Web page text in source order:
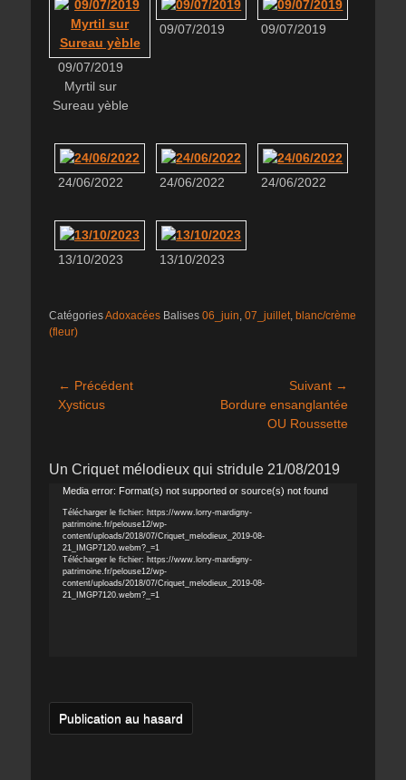
09/07/2019
Myrtil sur
Sureau yèble
09/07/2019 09/07/2019
24/06/2022 24/06/2022 24/06/2022
13/10/2023 13/10/2023
CatégoriesAdoxacées Balises 06_juin, 07_juillet, blanc/crème
(fleur)
Navigation
de
← Précédent
Article
Xysticus
Suivant →
Article
Bordure ensanglantée
OU Roussette
Un Criquet mélodieux qui stridule 21/08/2019
Lecteur
vidéo
Media error: Format(s) not supported or source(s) not found
Télécharger le fichier: https://www.lorry-mardigny-
patrimoine.fr/pelouse12/wp-
content/uploads/2018/07/Criquet_melodieux_2019-08-
21_IMGP7120.webm?_=1
Télécharger le fichier: https://www.lorry-mardigny-
patrimoine.fr/pelouse12/wp-
content/uploads/2018/07/Criquet_melodieux_2019-08-
21_IMGP7120.webm?_=1
Publication au hasard